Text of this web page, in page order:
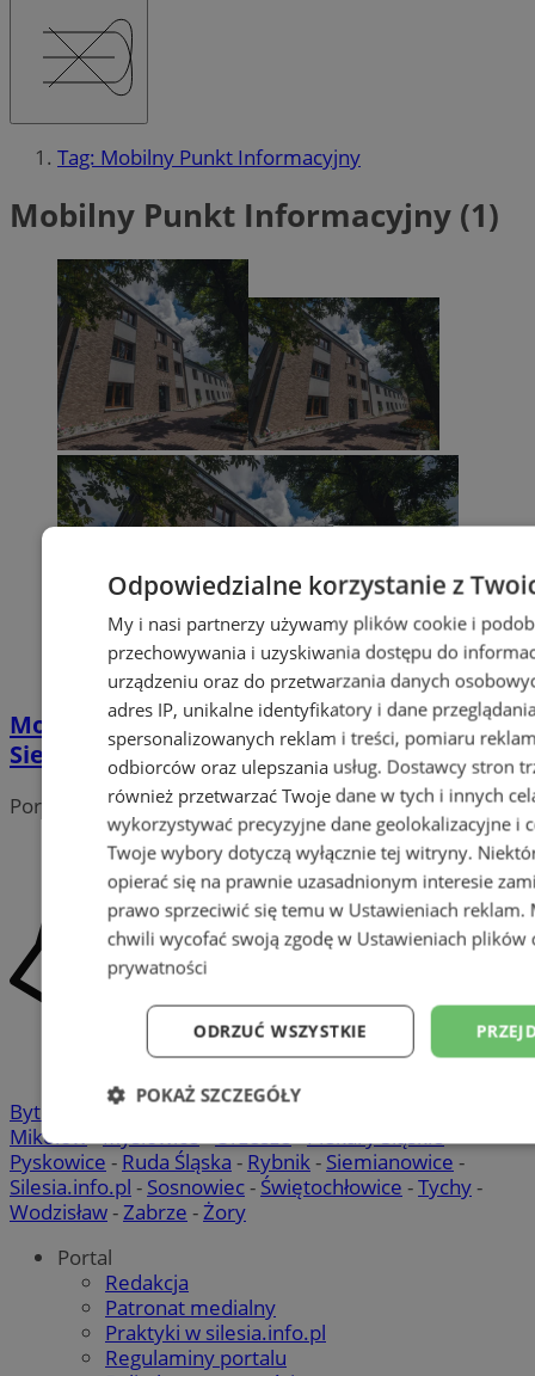
Tag: Mobilny Punkt Informacyjny
Mobilny Punkt Informacyjny (1)
Mobilny Punkt Informacyjny w
Siemianowicach Śląskich
Portal należy do sieci
Bytom Chorzów-Gliwice- Katowice
Mikołów-Mysłowice-Orzesze-Piekary Śląskie-
Pyskowice - Ruda Śląska - Rybnik- Siemianowice -
Silesia.info.pl - Sosnowiec- Świętochłowice -Tychy-
Wodzisław-Zabrze -Żory
Portal
Redakcja
Patronat medialny
Praktyki w silesia.info.pl
Regulaminy portalu
Odpowiedzialne korzystanie z
My i nasi partnerzy używamy plików cookie i
przechowywania i uzyskiwania dostępu do
urządzeniu oraz do przetwarzania danych
adres IP, unikalne identyfikatory i dane
spersonalizowanych reklam i treści, pomiaru
odbiorców oraz ulepszania usług. Dostawcy stron
również przetwarzać Twoje dane w tych i innych
wykorzystywać precyzyjne dane geolokalizacyjne i
Twoje wybory dotyczą wyłącznie tej witryny.
opierać się na prawnie uzasadnionym interesie
prawo sprzeciwić się temu w Ustawieniach reklam.
chwili wycofać swoją zgodę w Ustawieniach plików
prywatności
ODRZUĆ WSZYSTKIE
POKAŻ SZCZEGÓŁY
Niezbędne Wydajność